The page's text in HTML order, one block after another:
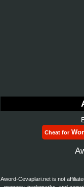
Cheat for
Aword-Cevaplari.net is not